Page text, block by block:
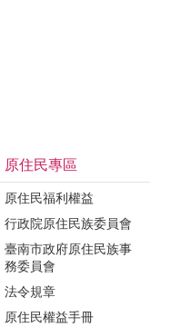
原住民專區
原住民福利權益
行政院原住民族委員會
臺南市政府原住民族事
務委員會
法令規章
原住民權益手冊